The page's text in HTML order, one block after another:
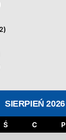
SIERPIEŃ 2026
Ś C P